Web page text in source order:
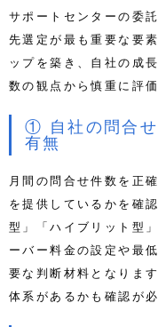
サポートセンターの委
先選定が最も重要な要
ップを築き、自社の成
数の観点から慎重に評
① 自社の問合せ
有無
月間の問合せ件数を正
を提供しているかを確
型」「ハイブリット型
ーバー料金の設定や最
要な判断材料となりま
体系があるかも確認が必